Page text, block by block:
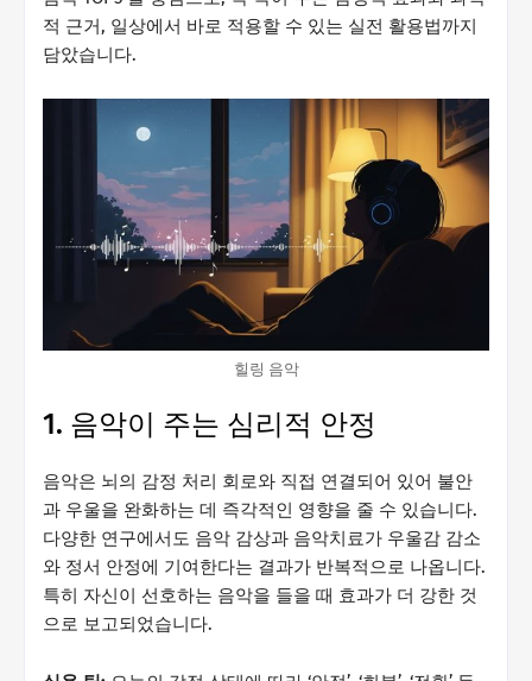
적 근거, 일상에서 바로 적용할 수 있는 실전 활용법까지
담았습니다.
힐링 음악
1. 음악이 주는 심리적 안정
음악은 뇌의 감정 처리 회로와 직접 연결되어 있어 불안
과 우울을 완화하는 데 즉각적인 영향을 줄 수 있습니다.
다양한 연구에서도 음악 감상과 음악치료가 우울감 감소
와 정서 안정에 기여한다는 결과가 반복적으로 나옵니다.
특히 자신이 선호하는 음악을 들을 때 효과가 더 강한 것
으로 보고되었습니다.